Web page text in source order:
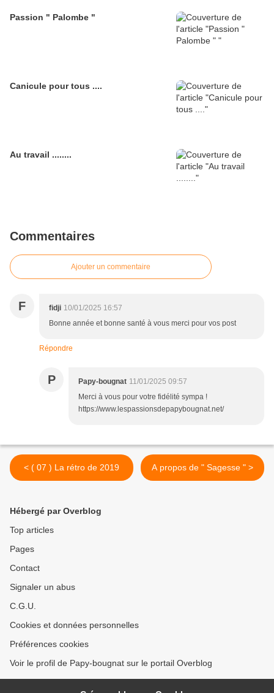
Passion " Palombe "
Canicule pour tous ....
Au travail ........
Commentaires
Ajouter un commentaire
F fidji 10/01/2025 16:57
Bonne année et bonne santé à vous merci pour vos post
Répondre
P Papy-bougnat 11/01/2025 09:57
Merci à vous pour votre fidélité sympa !
https://www.lespassionsdepapybougnat.net/
< ( 07 ) La rétro de 2019 A propos de " Sagesse " >
Hébergé par Overblog
Top articles
Pages
Contact
Signaler un abus
C.G.U.
Cookies et données personnelles
Préférences cookies
Voir le profil de Papy-bougnat sur le portail Overblog